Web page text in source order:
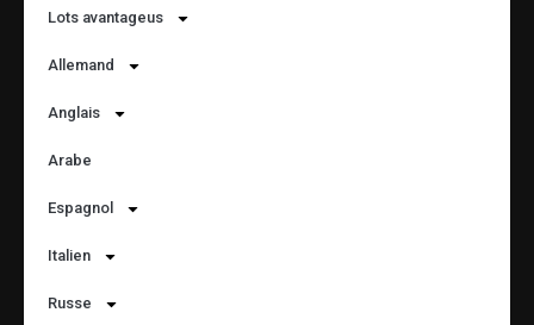
Lots avantageus
Allemand
Anglais
Arabe
Espagnol
Italien
Russe